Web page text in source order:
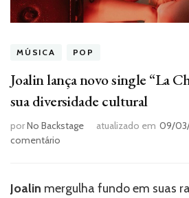
MÚSICA POP
Joalin lança novo single “La
sua diversidade cultural
porNo Backstage atualizado em 09/
comentário
novo
Joalin mergulha fundo em suas